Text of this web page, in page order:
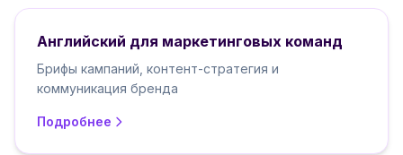
Английский для маркетинговых команд
Брифы кампаний, контент-стратегия и
коммуникация бренда
Подробнее